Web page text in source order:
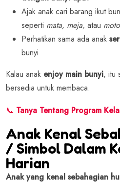
Ajak anak cari barang ikut
seperti mata, meja, atau
Perhatikan sama ada anak
bunyi
Kalau anak enjoy main bunyi, itu
bersedia untuk membaca.
📞 Tanya Tentang Program
Anak Kenal
/ Simbol Dalam
Harian
Anak yang kenal sebahagian